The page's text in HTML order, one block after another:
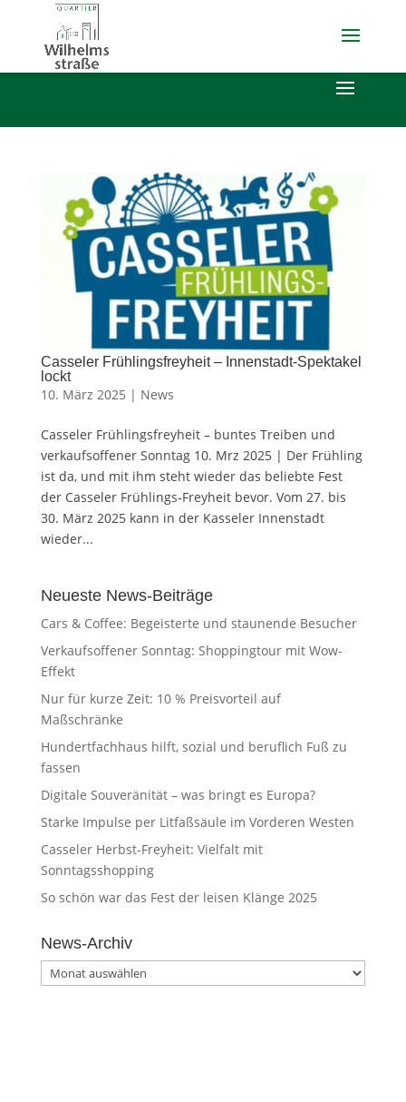
Casseler Frühlingsfreyheit – Innenstadt-Spektakel
lockt
10. März 2025 | News
Casseler Frühlingsfreyheit – buntes Treiben und
verkaufsoffener Sonntag 10. Mrz 2025 | Der Frühling
ist da, und mit ihm steht wieder das beliebte Fest
der Casseler Frühlings‐Freyheit bevor. Vom 27. bis
30. März 2025 kann in der Kasseler Innenstadt
wieder...
Neueste News-Beiträge
Cars & Coffee: Begeisterte und staunende Besucher
Verkaufsoffener Sonntag: Shoppingtour mit Wow-
Effekt
Nur für kurze Zeit: 10 % Preisvorteil auf
Maßschränke
Hundertfachhaus hilft, sozial und beruflich Fuß zu
fassen
Digitale Souveränität – was bringt es Europa?
Starke Impulse per Litfaßsäule im Vorderen Westen
Casseler Herbst-Freyheit: Vielfalt mit
Sonntagsshopping
So schön war das Fest der leisen Klänge 2025
News-Archiv
News-
Archiv